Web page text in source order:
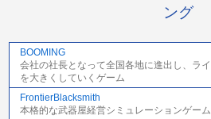
ング
BOOMING
会社の社長となって全国各地に進出し、ラ
を大きくしていくゲーム
FrontierBlacksmith
本格的な武器屋経営シミュレーションゲーム